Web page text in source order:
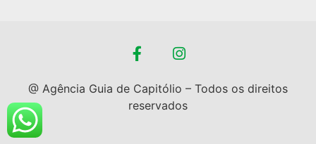
@ Agência Guia de Capitólio – Todos os direitos
reservados